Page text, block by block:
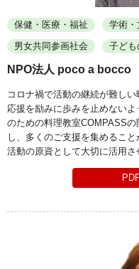
保健・医療・福祉
学術・
男女共同参画社会
子ども
NPO法人 poco a bocco
コロナ禍で活動の継続が難し
応援を励みに歩みを止めない
のための料理教室COMPASS
し、多くのご支援を集めるこ
活動の原資として大切に活用さ